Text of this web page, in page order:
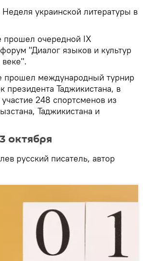
украинской литературы в
прошел очередной IX
"Диалог языков и культур
прошел международный турнир
президента Таджикистана, в
248 спортсменов из
Таджикистана и
октября
русский писатель, автор